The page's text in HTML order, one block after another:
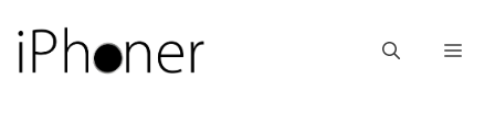
contenuto